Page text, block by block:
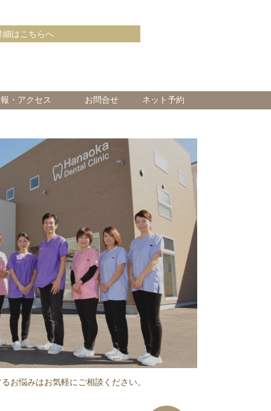
細はこちらへ
・アクセス お問合せ ネット予約
お悩みはお気軽にご相談ください。